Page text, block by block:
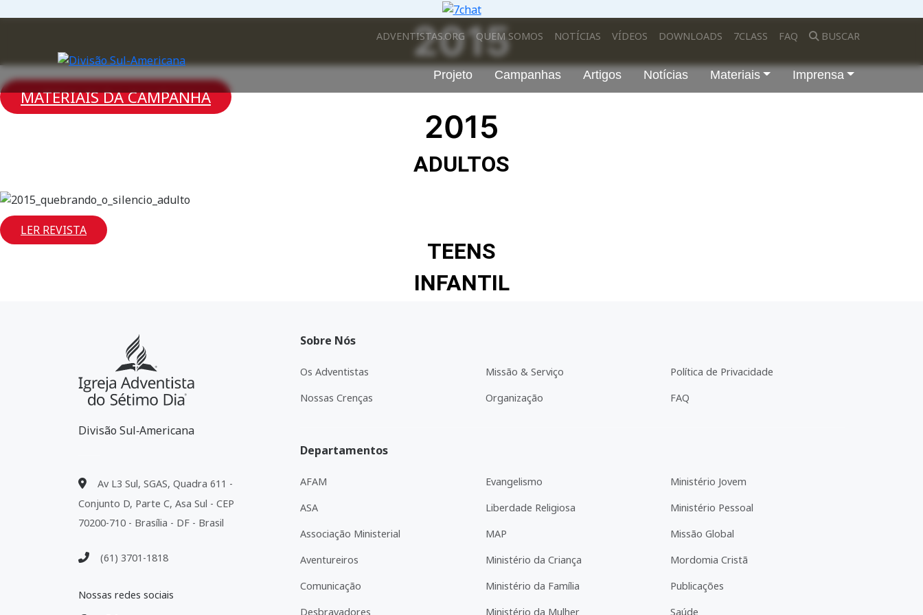
ADVENTISTAS.ORG QUEM SOMOS NOTÍCIAS VÍDEOS DOWNLOADS 7CLASS FAQ BUSCAR
Projeto Campanhas Artigos Notícias Materiais Imprensa
2015
MATERIAIS DA CAMPANHA
2015
ADULTOS
LER REVISTA
TEENS
INFANTIL
Divisão Sul‑Americana
Av L3 Sul, SGAS, Quadra 611 -
Conjunto D, Parte C, Asa Sul - CEP
70200-710 - Brasília - DF - Brasil
(61) 3701-1818
Nossas redes sociais
Sobre Nós
Os Adventistas
Nossas Crenças
Missão & Serviço
Organização
Política de Privacidade
FAQ
Departamentos
AFAM
ASA
Associação Ministerial
Aventureiros
Comunicação
Desbravadores
Evangelismo
Liberdade Religiosa
MAP
Ministério da Criança
Ministério da Família
Ministério da Mulher
Ministério Jovem
Ministério Pessoal
Missão Global
Mordomia Cristã
Publicações
Saúde